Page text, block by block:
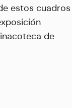
estos cuadros
de